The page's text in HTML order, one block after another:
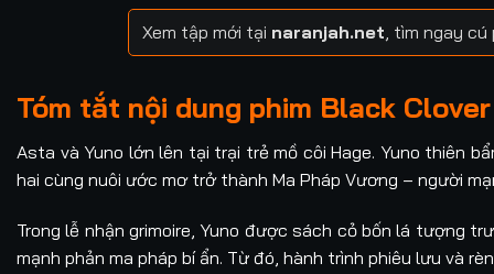
Tập 42 Tập 43 Tập 44
Tập 52 Tập 53 Tập 54
Tập 61 Tập 62 Tập 63 Tập 64
Tập 71 Tập 72 Tập 73 Tập 74
Tập 91 Tập 92 Tập 93 Tập 94
Xem tập mới tại naranjah.net , tìm ngay
Tóm tắt nội dung phim Black Clover
Asta và Yuno lớn lên tại trại trẻ mồ côi Hage. Yuno thiên
hai cùng nuôi ước mơ trở thành Ma Pháp Vương – người
Trong lễ nhận grimoire, Yuno được sách cỏ bốn lá tượng
mạnh phản ma pháp bí ẩn. Từ đó, hành trình phiêu lưu và